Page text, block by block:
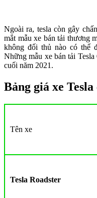
Ngoài ra, tesla còn gây
mắt mẫu xe bán tải thương
không đối thủ nào có thể
Những mẫu xe bán tải
cuối năm 2021.
Bảng giá xe
Tên xe
Tesla Roadster